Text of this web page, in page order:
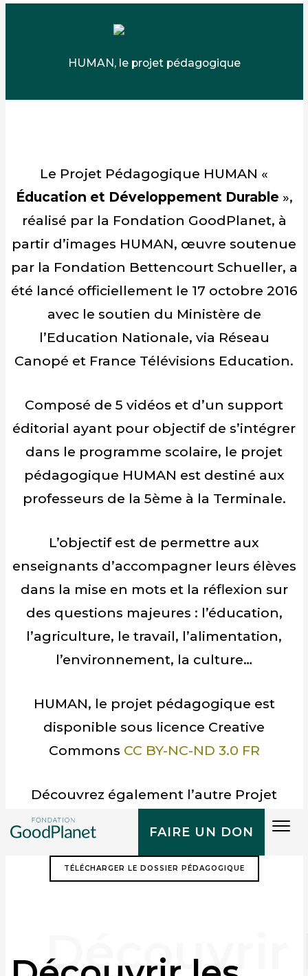
FAIRE UN DON
HUMAN, le projet pédagogique
Le Projet Pédagogique HUMAN «
Éducation et Développement Durable »,
réalisé par la Fondation GoodPlanet, à
partir d’images HUMAN, œuvre soutenue
par la Fondation Bettencourt Schueller, a
été lancé officiellement le 17 octobre 2016
avec le soutien du Ministère de
l’Education Nationale, via Réseau
Canopé et France Télévisions Education.
Composé de 5 vidéos et d’un support
éditorial ayant pour objectif de s’intégrer
dans le programme scolaire, le projet
pédagogique HUMAN est destiné aux
professeurs de la 5ème à la Terminale.
L’objectif est de permettre aux
enseignants d’accompagner leurs élèves
dans la mise en mots et la réflexion sur
des questions majeures : l’éducation,
l’agriculture, le travail, l’alimentation,
l’environnement, la culture…
HUMAN, le projet pédagogique est
disponible sous licence Creative
Commons CC BY-NC-ND 3.0 FR
Découvrez également l’autre Projet
Pédagogique HUMAN sur la thématique
de l »
Agriculture »
TÉLÉCHARGER LE DOSSIER PÉDAGOGIQUE